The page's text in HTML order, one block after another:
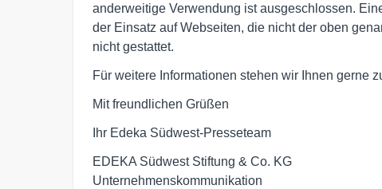
anderweitige Verwendung ist ausgeschlossen.
der Einsatz auf Webseiten, die nicht der oben
nicht gestattet.
Für weitere Informationen stehen wir Ihnen gerne
Mit freundlichen Grüßen
Ihr Edeka Südwest-Presseteam
EDEKA Südwest Stiftung & Co. KG
Unternehmenskommunikation